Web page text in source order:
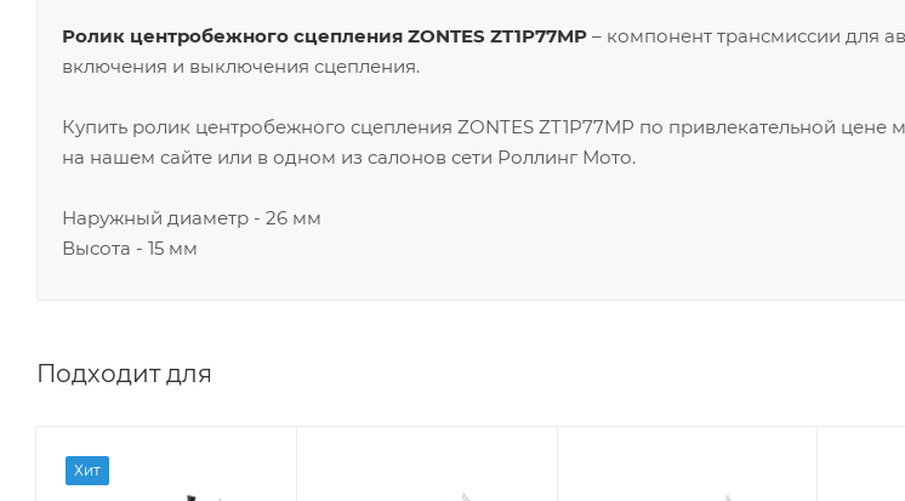
Ролик центробежного сцепления ZONTES ZT1P77MP – компонент трансмиссии для
включения и выключения сцепления.
Купить ролик центробежного сцепления ZONTES ZT1P77MP по привлекательной цене
на нашем сайте или в одном из салонов сети Роллинг Мото.
Наружный диаметр - 26 мм
Высота - 15 мм
Подходит для
Хит